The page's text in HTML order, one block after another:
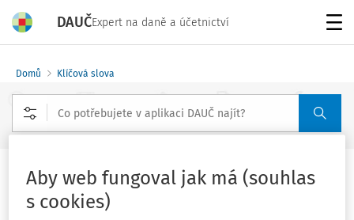
DAUČExpert na daně a účetnictví
Domů Klíčová slova
Dílo výtvarné
Sledovat klíčové slovo
Aby web fungoval jak má (souhlas
s cookies)